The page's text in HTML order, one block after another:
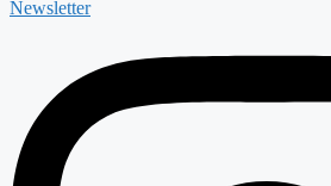
Newsletter